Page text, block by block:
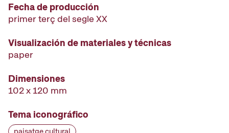
Fecha de producción
primer terç del segle XX
Visualización de materiales y técnicas
paper
Dimensiones
102 x 120 mm
Tema iconográfico